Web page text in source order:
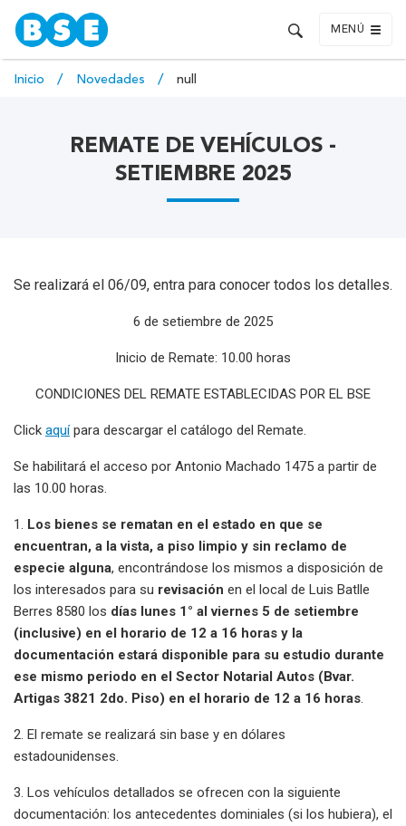
MENÚ
Inicio Novedades null
REMATE DE VEHÍCULOS -
SETIEMBRE 2025
Se realizará el 06/09, entra para conocer todos los detalles.
6 de setiembre de 2025
Inicio de Remate: 10.00 horas
CONDICIONES DEL REMATE ESTABLECIDAS POR EL BSE
Click aquípara descargar el catálogo del Remate.
Se habilitará el acceso por Antonio Machado 1475 a partir de
las 10.00 horas.
1. Los bienes se rematan en el estado en que se
encuentran, a la vista, a piso limpio y sin reclamo de
especie alguna, encontrándose los mismos a disposición de
los interesados para su revisación en el local de Luis Batlle
Berres 8580 los días lunes 1° al viernes 5 de setiembre
(inclusive) en el horario de 12 a 16 horas y la
documentación estará disponible para su estudio durante
ese mismo periodo en el Sector Notarial Autos (Bvar.
Artigas 3821 2do. Piso) en el horario de 12 a 16 horas
2. El remate se realizará sin base y en dólares
estadounidenses.
3. Los vehículos detallados se ofrecen con la siguiente
documentación: los antecedentes dominiales (si los hubiera), el